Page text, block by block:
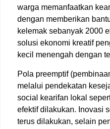
warga memanfaatkan
dengan memberikan
kelemak sebanyak 2000
solusi ekonomi kreatif
kecil menengah dengan
Pola preemptif
melalui pendekatan
social kearifan lokal
efektif dilakukan. Inovasi
terus dilakukan, selain